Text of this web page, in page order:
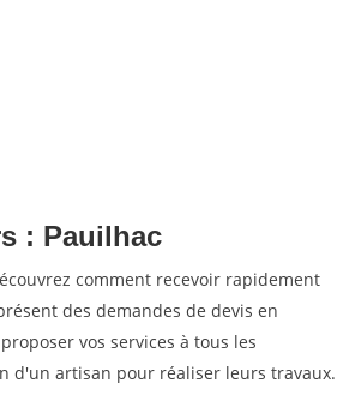
: Pauilhac
comment recevoir rapidement
des demandes de devis en
vos services à tous les
d'un artisan pour réaliser leurs travaux.